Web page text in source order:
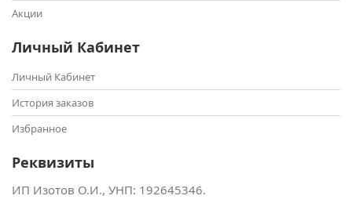
Акции
Личный Кабинет
Личный Кабинет
История заказов
Избранное
Реквизиты
ИП Изотов О.И., УНП: ‎192645346.